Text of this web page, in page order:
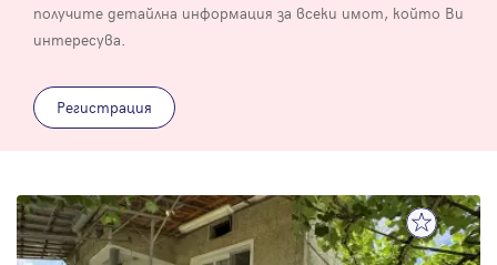
получите детайлна информация за всеки имот, който Ви
интересува.
Регистрация